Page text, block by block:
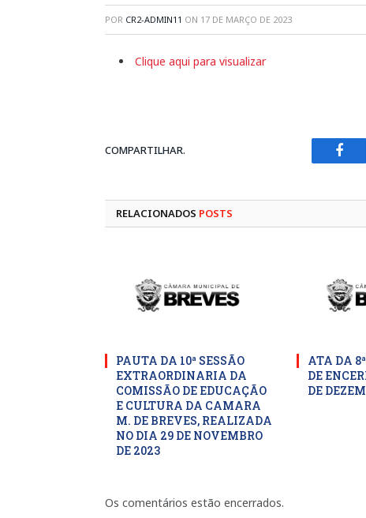
POR CR2-ADMIN11 ON 17 DE MARÇO DE 2023
Clique aqui para visualizar
COMPARTILHAR.
RELACIONADOS POSTS
PAUTA DA 10ª SESSÃO
EXTRAORDINARIA DA
COMISSÃO DE EDUCAÇÃO
E CULTURA DA CAMARA
M. DE BREVES, REALIZADA
NO DIA 29 DE NOVEMBRO
DE 2023
ATA DA
DE
DE
Os comentários estão encerrados.